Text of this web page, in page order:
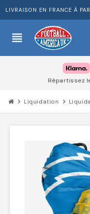
LIVRAISON EN FRANCE À
view_headline
Répartissez
chevron_right Liquidation chevron_right